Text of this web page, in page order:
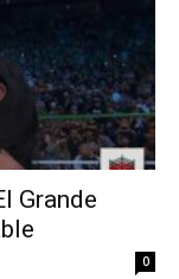
Grande
0